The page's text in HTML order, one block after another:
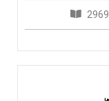
2969